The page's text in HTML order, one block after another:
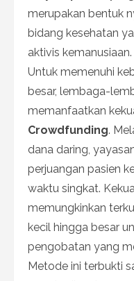
merupakan bentuk
bidang kesehatan
aktivis kemanusiaan.
Untuk memenuhi
besar, lembaga-
memanfaatkan
Crowdfunding.
dana daring,
perjuangan pasien
waktu singkat.
memungkinkan
kecil hingga besar
pengobatan yang
Metode ini terbukti